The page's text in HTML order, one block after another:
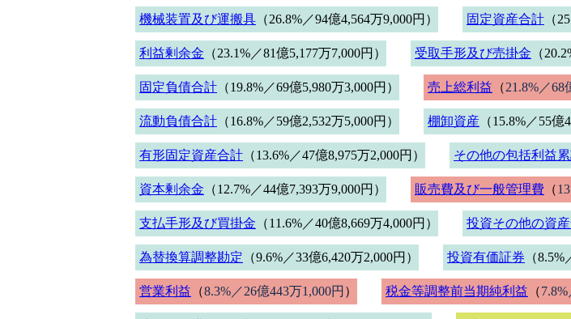
機械装置及び運搬具 （26.8%／94億4,564万9,000円） 固定資産合計 （
利益剰余金 （23.1%／81億5,177万7,000円） 受取手形及び売掛金 （
固定負債合計 （19.8%／69億5,980万3,000円） 売上総利益 （21.8%／68
流動負債合計 （16.8%／59億2,532万5,000円） 棚卸資産 （15.8%／55億
有形固定資産合計 （13.6%／47億8,975万2,000円） その他の包括利益
資本剰余金 （12.7%／44億7,393万9,000円） 販売費及び一般管理費 （
支払手形及び買掛金 （11.6%／40億8,669万4,000円） 投資その他の資
為替換算調整勘定 （9.6%／33億6,420万2,000円） 投資有価証券 （
営業利益 （8.3%／26億443万1,000円 ） 税金等調整前当期純利益 （